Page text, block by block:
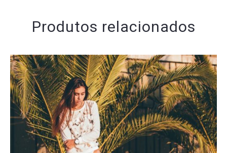
Produtos relacionados